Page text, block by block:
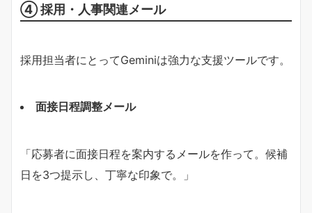
④ 採用・人事関連メール
採用担当者にとってGeminiは強力な支援ツールです。
面接日程調整メール
「応募者に面接日程を案内するメールを作って。候補
日を3つ提示し、丁寧な印象で。」